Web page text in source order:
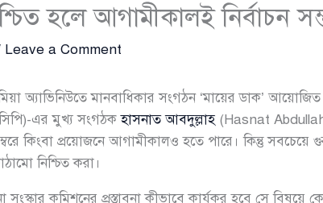
হলে আগামীকালই নির্বাচন
Leave a Comment
অ্যাভিনিউতে মানবাধিকার সংগঠন ‘মায়ের ডাক’
এর মুখ্য সংগঠকহাসনাত আবদুল্লাহ (Hasnat
কিংবা প্রয়োজনে আগামীকালও হতে পারে। কিন্তু সবচেয়ে
নিশ্চিত করা।
কমিশনের প্রস্তাবনা কীভাবে কার্যকর হবে সে বিষয়ে